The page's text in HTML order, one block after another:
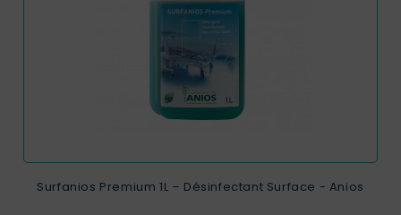
Surfanios Premium 1L – Désinfectant Surface - Anios